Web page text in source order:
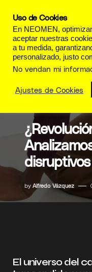
by Alfredo Vázquez
El universo del
Uso de Cookies
En NEOMEN,
aceptar nuestras
a tu medida,
personalizado, justo
No vendan mi
Ajustes de Cookies